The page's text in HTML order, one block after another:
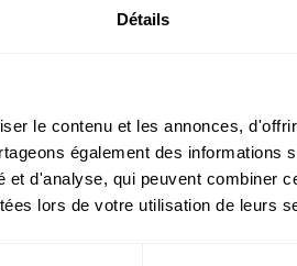
Détails
le contenu et les annonces,
également des informations
et d'analyse, qui peuvent combiner
lors de votre utilisation de leurs